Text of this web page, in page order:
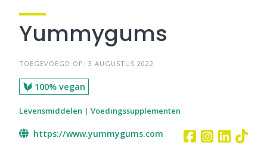
Yummygums
TOEGEVOEGD OP: 3 AUGUSTUS 2022
100% vegan
Levensmiddelen | Voedingssupplementen
https://www.yummygums.com